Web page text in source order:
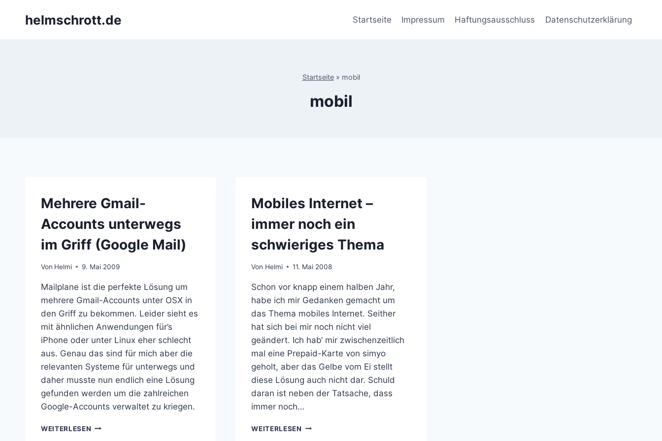
helmschrott.de Startseite Impressum Haftungsausschluss Datenschutzerklärung
Startseite» mobil
mobil
Mehrere Gmail-
Accounts unterwegs
im Griff (Google Mail)
Von Helmi 9. Mai 2009
Mailplane ist die perfekte Lösung um
mehrere Gmail-Accounts unter OSX in
den Griff zu bekommen. Leider sieht es
mit ähnlichen Anwendungen für’s
iPhone oder unter Linux eher schlecht
aus. Genau das sind für mich aber die
relevanten Systeme für unterwegs und
daher musste nun endlich eine Lösung
gefunden werden um die zahlreichen
Google-Accounts verwaltet zu kriegen.
WEITERLESEN MEHRERE
Mobiles Internet –
immer noch ein
schwieriges Thema
Von Helmi 11. Mai 2008
Schon vor knapp einem halben Jahr,
habe ich mir Gedanken gemacht um
das Thema mobiles Internet. Seither
hat sich bei mir noch nicht viel
geändert. Ich hab‘ mir zwischenzeitlich
mal eine Prepaid-Karte von simyo
geholt, aber das Gelbe vom Ei stellt
diese Lösung auch nicht dar. Schuld
daran ist neben der Tatsache, dass
immer noch…
WEITERLESEN MOBILES